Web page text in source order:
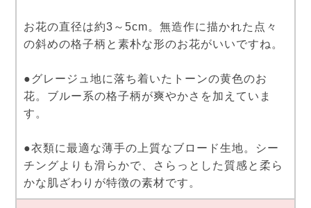
お花の直径は約3～5cm。無造作に描かれた点々
の斜めの格子柄と素朴な形のお花がいいですね。
●グレージュ地に落ち着いたトーンの黄色のお
花。ブルー系の格子柄が爽やかさを加えていま
す。
●衣類に最適な薄手の上質なブロード生地。シー
チングよりも滑らかで、さらっとした質感と柔ら
かな肌ざわりが特徴の素材です。